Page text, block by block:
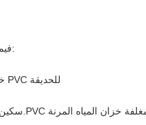
فيما يلي فئات القماش المشمع البلاستيكية الخاصة بنا لمختلف التقنيات والتطبيقات:
1.PVC تهوية مرنة من الصلب 2.PVC خيام مقاومة للماء 3.شريط سياج منسوج PVC للحديقة